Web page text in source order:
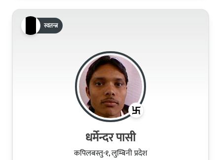
स्वतन्त्र
धर्मेन्दर पासी
कपिलबस्तु-१, लुम्बिनी प्रदेश